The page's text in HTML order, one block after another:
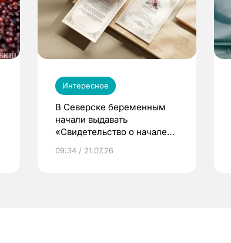
Интересное
В Северске беременным
начали выдавать
«Свидетельство о начале
09:34 / 21.07.26